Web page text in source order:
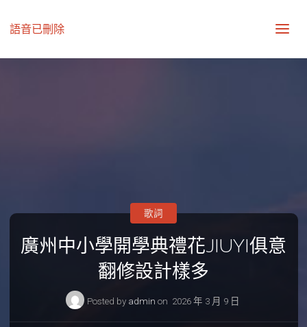
語音已刪除
廣州中小學開學典禮花JIUYI俱意
翻修設計樣多
Posted by admin on 2026 年 3 月 9 日
歌詞